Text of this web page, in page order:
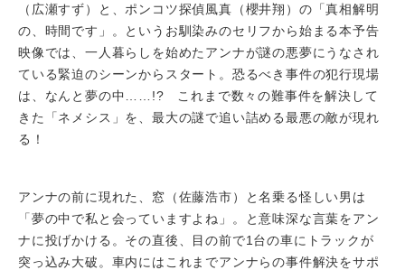
（広瀬すず）と、ポンコツ探偵風真（櫻井翔）の「真相解明
の、時間です」。というお馴染みのセリフから始まる本予告
映像では、一人暮らしを始めたアンナが謎の悪夢にうなされ
ている緊迫のシーンからスタート。恐るべき事件の犯行現場
は、なんと夢の中……!? これまで数々の難事件を解決して
きた「ネメシス」を、最大の謎で追い詰める最悪の敵が現れ
る！
アンナの前に現れた、窓（佐藤浩市）と名乗る怪しい男は
「夢の中で私と会っていますよね」。と意味深な言葉をアン
ナに投げかける。その直後、目の前で1台の車にトラックが
突っ込み大破。車内にはこれまでアンナらの事件解決をサポ